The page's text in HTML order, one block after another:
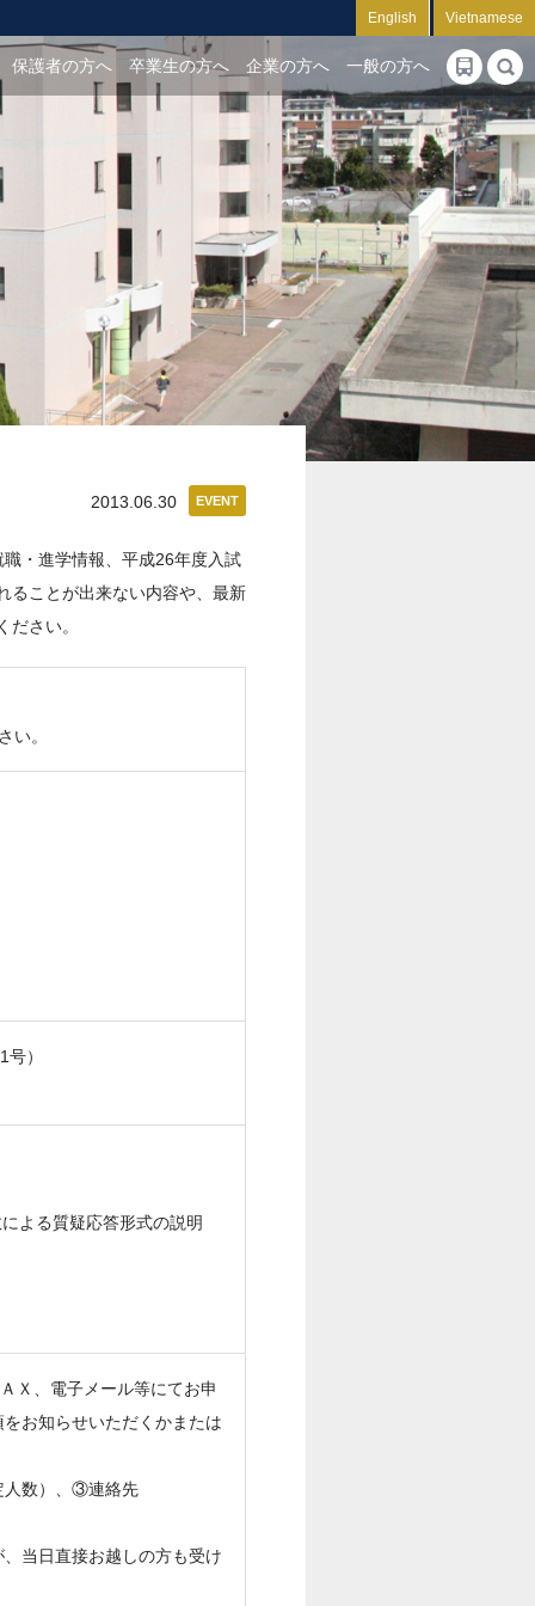
English Vietnamese
保護者の方へ 卒業生の方へ 企業の方へ 一般の方へ
EVENT
2013.06.30
・進学情報、平成26年度入試
ることが出来ない内容や、最新
さい。
い。
）
よる質疑応答形式の説明
Ｘ、電子メール等にてお申
お知らせいただくかまたは
人数）、③連絡先
当日直接お越しの方も受け